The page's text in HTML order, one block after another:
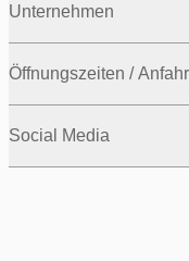
Unternehmen
Öffnungszeiten /
Social Media